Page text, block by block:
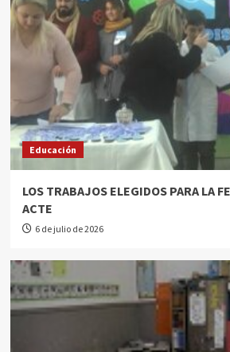
Educación
LOS TRABAJOS ELEGIDOS PARA LA
ACTE
6 de julio de 2026